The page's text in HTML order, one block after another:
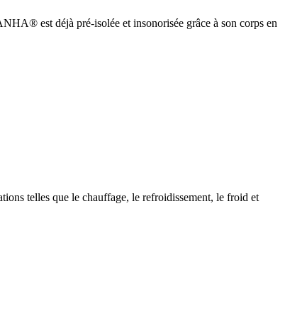
est déjà pré-isolée et insonorisée grâce à son corps en
telles que le chauffage, le refroidissement, le froid et